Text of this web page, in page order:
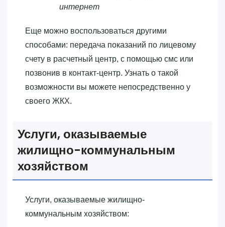
интернет
Еще можно воспользоваться другими
способами: передача показаний по лицевому
счету в расчетный центр, с помощью смс или
позвонив в контакт-центр. Узнать о такой
возможности вы можете непосредственно у
своего ЖКХ.
Услуги, оказываемые
жилищно-коммунальным
хозяйством
Услуги, оказываемые жилищно-
коммунальным хозяйством: